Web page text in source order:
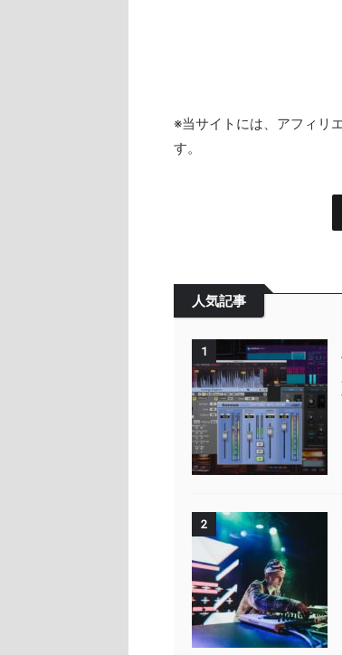
※当サイトには、アフィリ
す。
人気記事
1
2